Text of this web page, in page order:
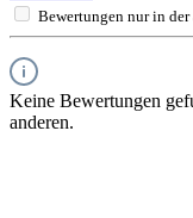
Bewertungen nur in der
Keine Bewertungen
anderen.